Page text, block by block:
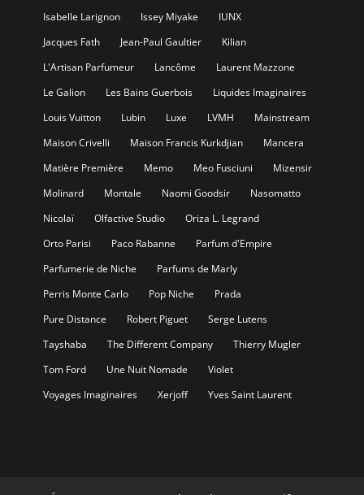
Isabelle Larignon
Issey Miyake
IUNX
Jacques Fath
Jean-Paul Gaultier
Kilian
L'Artisan Parfumeur
Lancôme
Laurent Mazzone
Le Galion
Les Bains Guerbois
Liquides Imaginaires
Louis Vuitton
Lubin Luxe LVMH
Mainstream
Maison Crivelli
Maison Francis Kurkdjian
Mancera
Matière Première
Memo Meo Fusciuni
Mizensir
Molinard
Montale Naomi Goodsir
Nasomatto
Nicolaï
Olfactive Studio
Oriza L. Legrand
Orto Parisi
Paco Rabanne
Parfum d'Empire
Parfumerie de Niche
Parfums de Marly
Perris Monte Carlo
Pop Niche
Prada
Pure Distance
Robert Piguet
Serge Lutens
Tayshaba
The Different Company
Thierry Mugler
Tom Ford
Une Nuit Nomade
Violet
Voyages Imaginaires
Xerjoff Yves Saint Laurent